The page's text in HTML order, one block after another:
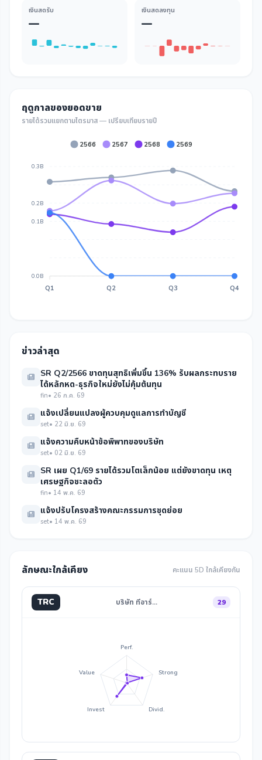
เงินสดรับ
—
เงินสดลงทุน
—
ฤดูกาลของยอดขาย
รายได้รวมแยกตามไตรมาส — เปรียบเทียบรายปี
2566 2567 2568 2569
0.3B
0.2B
0.1B
0.0B
Q1 Q2 Q3 Q4
ข่าวล่าสุด
SR Q2/2566 ขาดทุนสุทธิเพิ่มขึ้น 136% รับผลกระทบราย
ได้หลักหด-ธุรกิจใหม่ยังไม่คุ้มต้นทุน
fin• 26 ก.ค. 69
แจ้งเปลี่ยนแปลงผู้ควบคุมดูแลการทำบัญชี
set• 22 มิ.ย. 69
แจ้งความคืบหน้าข้อพิพาทของบริษัท
set• 02 มิ.ย. 69
SR เผย Q1/69 รายได้รวมโตเล็กน้อย แต่ยังขาดทุน เหตุ
เศรษฐกิจชะลอตัว
fin• 14 พ.ค. 69
แจ้งปรับโครงสร้างคณะกรรมการชุดย่อย
set• 14 พ.ค. 69
ลักษณะใกล้เคียง คะแนน 5D ใกล้เคียงกัน
TRC บริษัท ทีอาร์… 29
Perf.
Strong
Divid.
Invest
Value